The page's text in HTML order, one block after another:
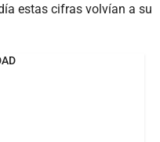
estas cifras volvían a su